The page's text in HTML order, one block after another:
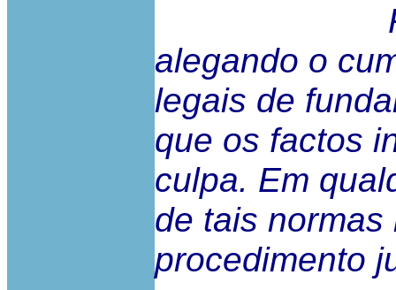
alegando o
legais de
que os factos
culpa. Em
de tais
procedimento